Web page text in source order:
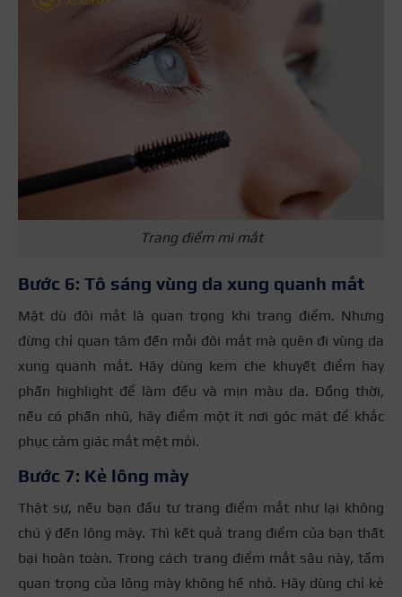
Trang điểm mi mắt
Bước 6: Tô sáng vùng da xung quanh mắt
Mặt dù đôi mắt là quan trọng khi trang điểm. Nhưng
đừng chỉ quan tâm đến mỗi đôi mắt mà quên đi vùng da
xung quanh mắt. Hãy dùng kem che khuyết điểm hay
phấn highlight để làm đều và mịn màu da. Đồng thời,
nếu có phấn nhũ, hãy điểm một ít nơi góc mát để khắc
phục cảm giác mắt mệt mỏi.
Bước 7: Kẻ lông mày
Thật sự, nếu bạn đầu tư trang điểm mắt như lại không
chú ý đến lông mày. Thì kết quả trang điểm của bạn thất
bại hoàn toàn. Trong cách trang điểm mắt sâu này, tầm
quan trọng của lông mày không hề nhỏ. Hãy dùng chỉ kẻ